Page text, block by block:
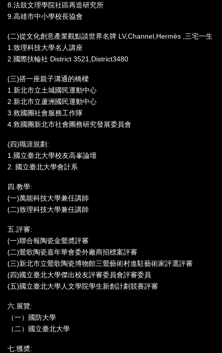
8.法鼓文理學院社區再造研究所
9.高雄市中小學校長協會
(二)從文化創意產業觀點談世界名牌 LV,Channel,Hermès ,三宅一生
1.致理科技大學名人講座
2.國際扶輪社 District 3521,District3480
(三)搭一座親子溝通的橋樑
1.新北市立土城國民運動中心
2.新北市立蘆洲國民運動中心
3.救國團社會服務工作隊
4.救國團新北市社會團務研究發展委員會
(四)職涯規劃:
1.國立臺北大學校友高峯論壇
2. 國立臺北大學會計系
四.教學:
(一)萬能科技大學兼任講師
(二)致理科技大學兼任講師
五.評審:
(一)聯合報陶瓷金鶯奬評審
(二)鶯歌陶瓷嘉年華會委外廠商招標案評審
(三)新北市立鶯歌陶瓷博物館三鶯藝術村進駐藝術家評選評審
(四)國立臺北大學傑出校友評審委員會評審委員
(五)國立臺北大學人文學院學生新創計劃競賽評審
六.展覽:
（一）國防大學
（二）國立臺北大學
七.獲奬: